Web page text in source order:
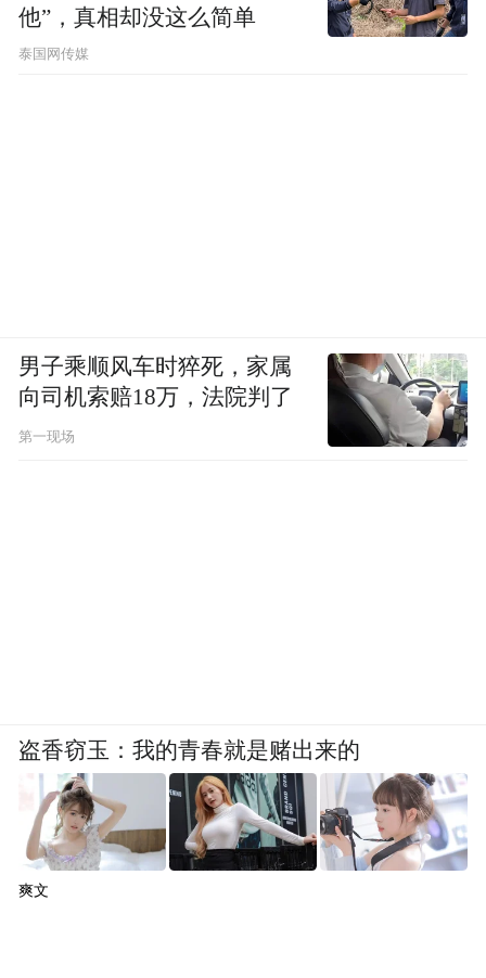
他”，真相却没这么简单
泰国网传媒
男子乘顺风车时猝死，家属
向司机索赔18万，法院判了
第一现场
盗香窃玉：我的青春就是赌出来的
爽文